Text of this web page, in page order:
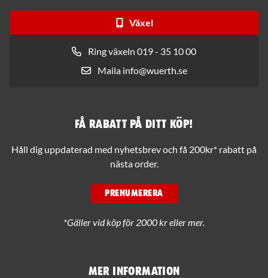
Växel
Ring växeln 019 - 35 10 00
Maila info@wuerth.se
Mer information
Få rabatt på ditt köp!
Håll dig uppdaterad med nyhetsbrev och få 200kr* rabatt på
nästa order.
PRENUMERERA
*Gäller vid köp för 2000 kr eller mer.